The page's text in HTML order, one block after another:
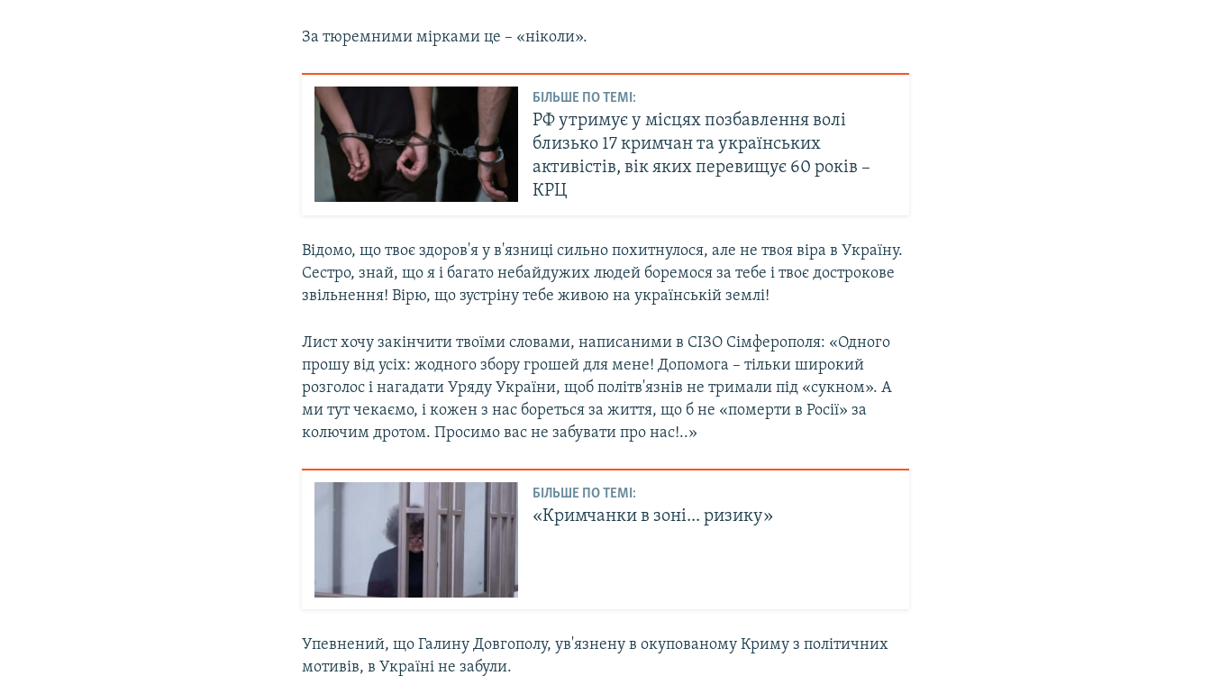
За тюремними мірками це – «ніколи».
БІЛЬШЕ ПО ТЕМІ:
РФ утримує у місцях позбавлення волі
близько 17 кримчан та українських
активістів, вік яких перевищує 60 років –
КРЦ
Відомо, що твоє здоров'я у в'язниці сильно похитнулося, але не твоя віра в Україну.
Сестро, знай, що я і багато небайдужих людей боремося за тебе і твоє дострокове
звільнення! Вірю, що зустріну тебе живою на українській землі!
Лист хочу закінчити твоїми словами, написаними в СІЗО Сімферополя: «Одного
прошу від усіх: жодного збору грошей для мене! Допомога – тільки широкий
розголос і нагадати Уряду України, щоб політв'язнів не тримали під «сукном». А
ми тут чекаємо, і кожен з нас бореться за життя, що б не «померти в Росії» за
колючим дротом. Просимо вас не забувати про нас!..»
БІЛЬШЕ ПО ТЕМІ:
«Кримчанки в зоні... ризику»
Упевнений, що Галину Довгополу, ув'язнену в окупованому Криму з політичних
мотивів, в Україні не забули.